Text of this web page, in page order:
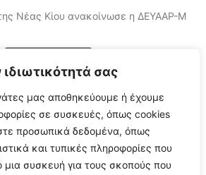
σας
μας αποθηκεύουμε ή έχουμε
σε συσκευές, όπως cookies
προσωπικά δεδομένα, όπως
και τυπικές πληροφορίες που
μια συσκευή για τους σκοπούς που
Νέας Κίου ανακοίνωσε η ΔΕΥΑΑΡ-Μ